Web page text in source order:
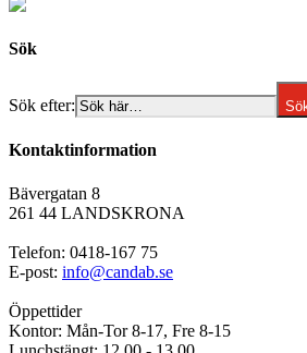
Sök
Sök efter:
Kontaktinformation
Bävergatan 8
261 44 LANDSKRONA
Telefon: 0418-167 75
E-post: info@candab.se
Öppettider
Kontor: Mån-Tor 8-17, Fre 8-15